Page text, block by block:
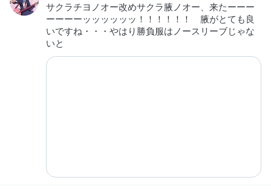
サクラチヨノオー改めサクラ腋ノオー、来たーーー
ーーーーッッッッッッ！！！！！！ 腋がとても良
いですね・・・やはり勝負服はノースリーブじゃな
いと